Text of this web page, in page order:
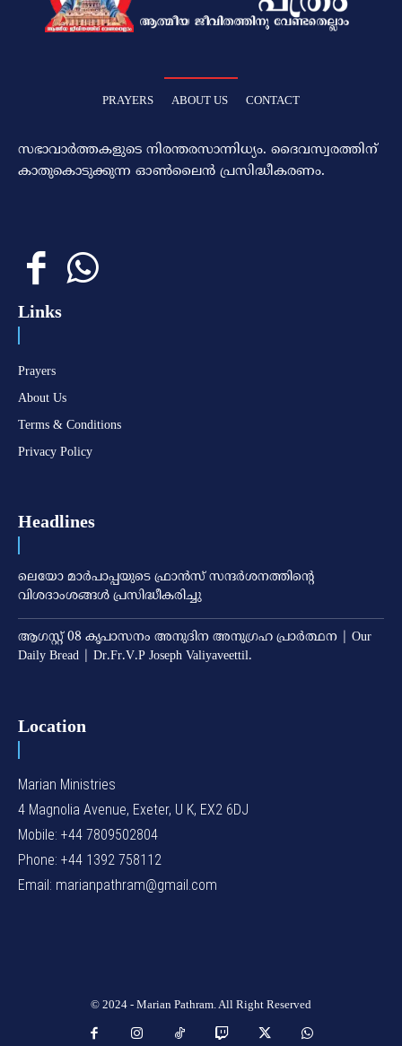
PRAYERS ABOUT US CONTACT
സഭാവാര്‍ത്തകളുടെ നിരന്തരസാന്നിധ്യം. ദൈവസ്വരത്തിന്‌
കാതുകൊടുക്കുന്ന ഓണ്‍ലൈന്‍ പ്രസിദ്ധീകരണം.
Links
Prayers
About Us
Terms & Conditions
Privacy Policy
Headlines
ലെയോ മാര്‍പാപ്പയുടെ ഫ്രാന്‍സ് സന്ദര്‍ശനത്തിന്റെ
വിശദാംശങ്ങള്‍ പ്രസിദ്ധീകരിച്ചു
ആഗസ്റ്റ് 08 കൃപാസനം അനുദിന അനുഗ്രഹ പ്രാർത്ഥന | Our
Daily Bread | Dr.Fr.V.P Joseph Valiyaveettil.
Location
Marian Ministries
4 Magnolia Avenue, Exeter, U K, EX2 6DJ
Mobile: +44 7809502804
Phone: +44 1392 758112
Email: marianpathram@gmail.com
© 2024 - Marian Pathram. All Right Reserved